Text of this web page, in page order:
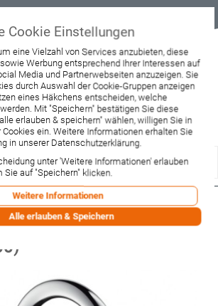
Widerruf
Waschtischmischer
chrom
Cookie Einstellungen
eine Vielzahl von Services anzubieten, diese
Werbung entsprechend Ihrer Interessen auf
Media und Partnerwebseiten anzuzeigen. Sie
durch Auswahl der Cookie-Gruppen anzeigen
eines Häkchens entscheiden, welche
Mit "Speichern" bestätigen Sie diese
erlauben & speichern" wählen, willigen Sie in
ein. Weitere Informationen erhalten Sie
in unserer Datenschutzerklärung.
unter 'Weitere Informationen' erlauben
Sie auf "Speichern" klicken.
Weitere Informationen
Alle erlauben & Speichern